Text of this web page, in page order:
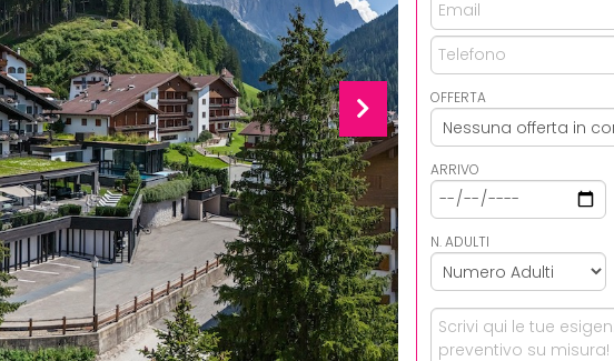
OFFERTA
ARRIVO
N. ADULTI